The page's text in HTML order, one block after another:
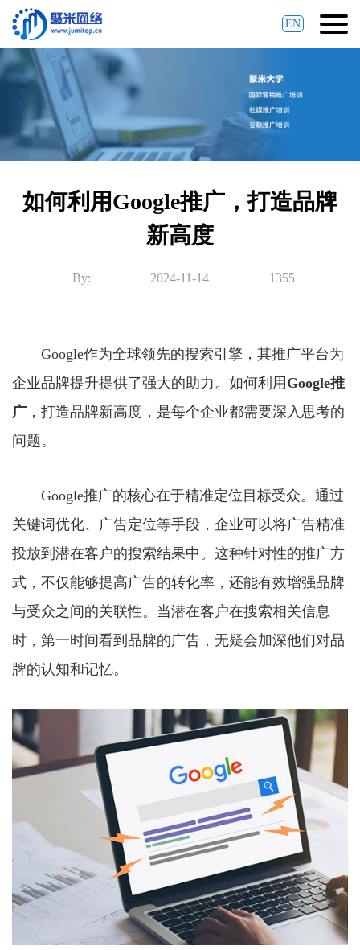
EN
如何利用Google推广，打造品牌
新高度
By: 2024-11-14 1355
Google作为全球领先的搜索引擎，其推广平台为
企业品牌提升提供了强大的助力。如何利用 Google推
广 ，打造品牌新高度，是每个企业都需要深入思考的
问题。
Google推广的核心在于精准定位目标受众。通过
关键词优化、广告定位等手段，企业可以将广告精准
投放到潜在客户的搜索结果中。这种针对性的推广方
式，不仅能够提高广告的转化率，还能有效增强品牌
与受众之间的关联性。当潜在客户在搜索相关信息
时，第一时间看到品牌的广告，无疑会加深他们对品
牌的认知和记忆。